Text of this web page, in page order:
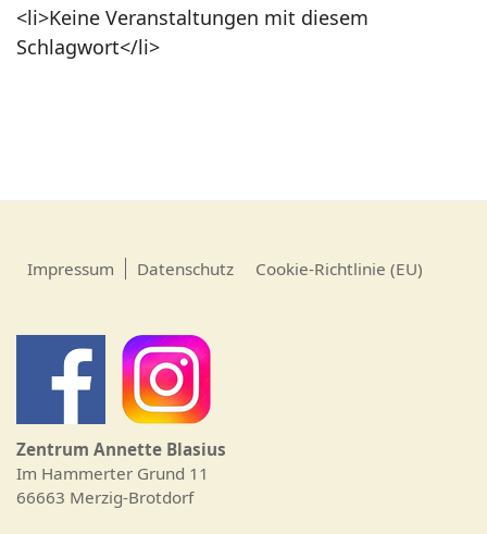
<li>Keine Veranstaltungen mit diesem
Schlagwort</li>
Impressum Datenschutz Cookie-Richtlinie (EU)
Zentrum Annette Blasius
Im Hammerter Grund 11
66663 Merzig-Brotdorf